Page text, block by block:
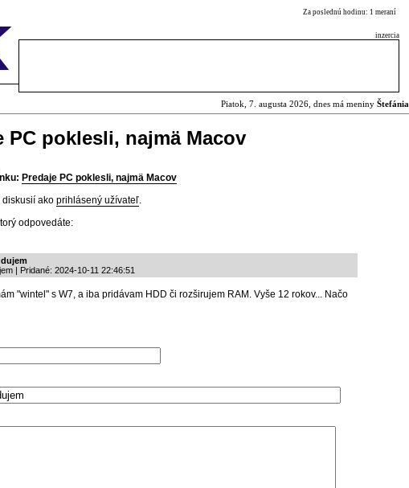
Za poslednú hodinu: 1 meraní
inzercia
Piatok, 7. augusta 2026, dnes má meniny Štefánia
PC poklesli, najmä Macov
Predaje PC poklesli, najmä Macov
diskusií ako prihlásený užívateľ.
odpovedáte:
| Pridané: 2024-10-11 22:46:51
"wintel" s W7, a iba pridávam HDD či rozširujem RAM. Vyše 12 rokov... Načo